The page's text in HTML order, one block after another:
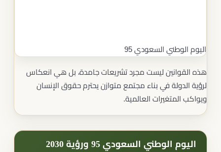
اليوم الوطني السعودي 95
هذه القوانين ليست مجرد تشريعات جامدة، بل هي انعكاس
لرؤية الدولة في بناء مجتمع متوازن يحترم حقوق الإنسان
ويواكب المتغيرات العالمية.
اليوم الوطني السعودي 95 ورؤية 2030